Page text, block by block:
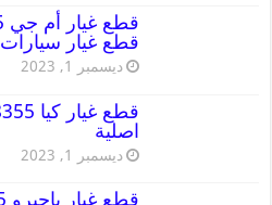
قطع غيار سيارات
ديسمبر 1, 2023
اصلية
ديسمبر 1, 2023